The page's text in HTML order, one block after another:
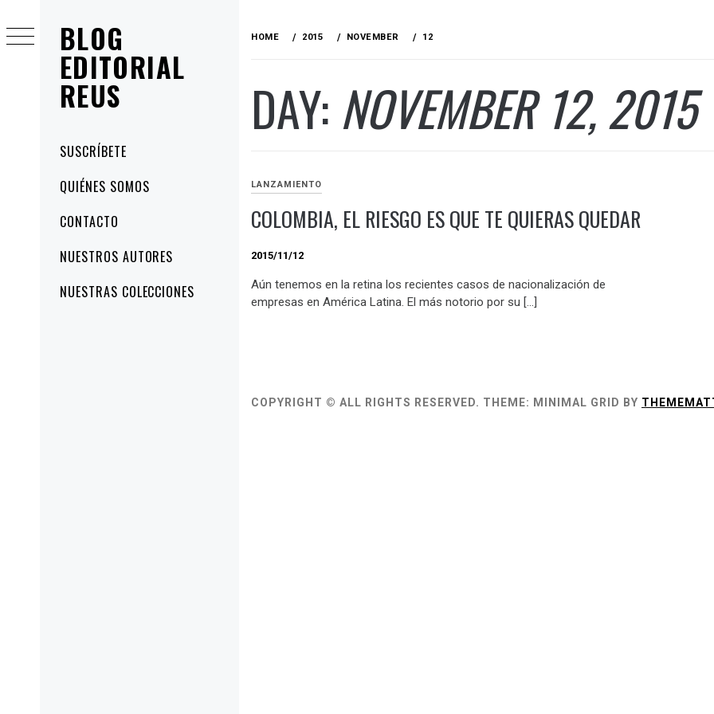
BLOG
EDITORIAL
REUS
MenuSUSCRÍBETE
QUIÉNES SOMOS
CONTACTO
NUESTROS AUTORES
NUESTRAS COLECCIONES
to
content
HOME 2015 NOVEMBER 12
DAY: NOVEMBER 12, 2015
LANZAMIENTO
COLOMBIA, EL RIESGO ES QUE TE QUIERAS QUEDAR
2015/11/12
Aún tenemos en la retina los recientes casos de nacionalización de
empresas en América Latina. El más notorio por su […]
COPYRIGHT © ALL RIGHTS RESERVED. THEME: MINIMAL GRID BY